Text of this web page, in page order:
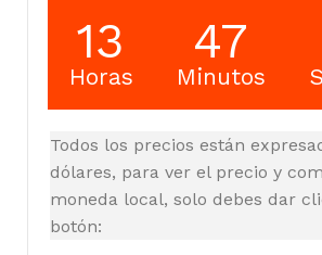
13
Horas
47
Minutos
Todos los precios están
dólares, para ver el precio y
moneda local, solo debes dar
botón: